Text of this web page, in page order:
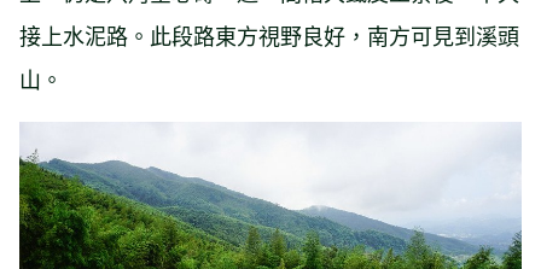
接上水泥路。此段路東方視野良好，南方可見到溪頭
山。